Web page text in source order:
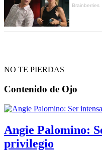
NO TE PIERDAS
Contenido de Ojo
Angie Palomino:
privilegio